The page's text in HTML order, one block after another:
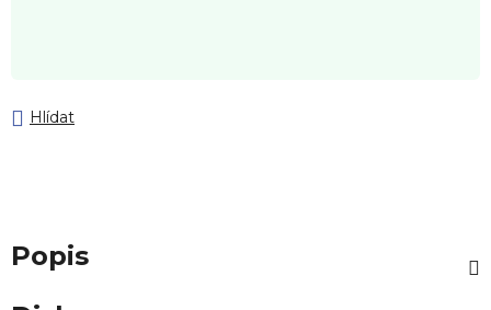
Hlídat
Popis